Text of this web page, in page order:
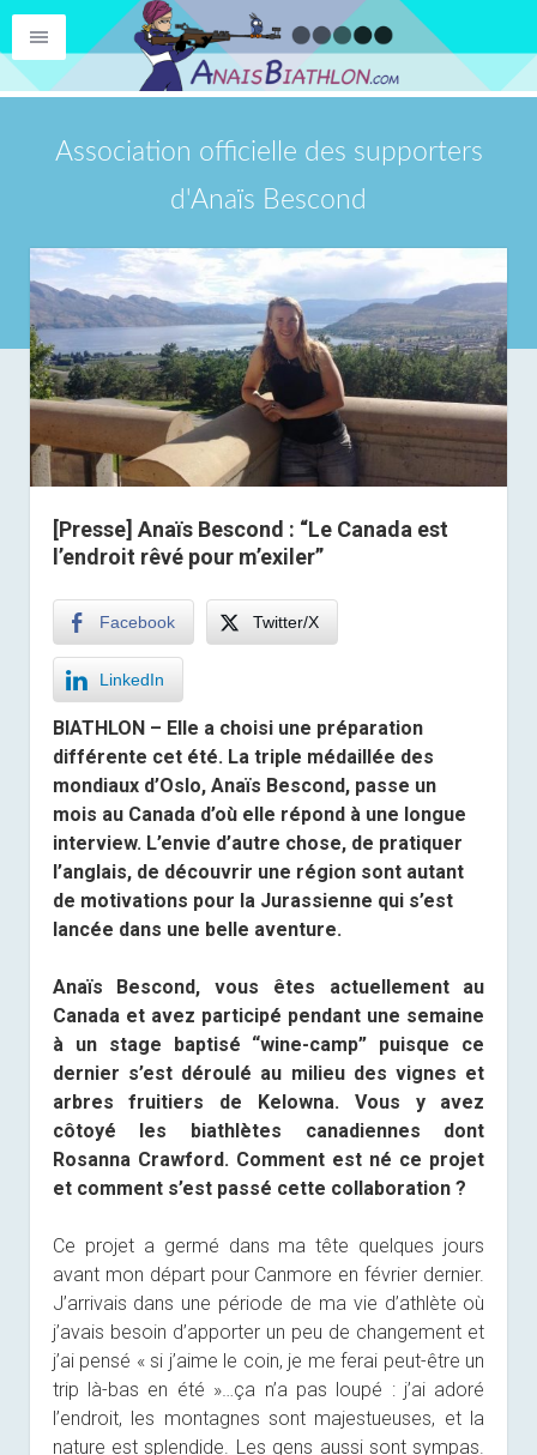
Association officielle des supporters
d'Anaïs Bescond
[Presse] Anaïs Bescond : “Le Canada est
l’endroit rêvé pour m’exiler”
Facebook Twitter/X
LinkedIn
BIATHLON – Elle a choisi une préparation
différente cet été. La triple médaillée des
mondiaux d’Oslo, Anaïs Bescond, passe un
mois au Canada d’où elle répond à une longue
interview. L’envie d’autre chose, de pratiquer
l’anglais, de découvrir une région sont autant
de motivations pour la Jurassienne qui s’est
lancée dans une belle aventure.
Anaïs Bescond, vous êtes actuellement au
Canada et avez participé pendant une semaine
à un stage baptisé “wine-camp” puisque ce
dernier s’est déroulé au milieu des vignes et
arbres fruitiers de Kelowna. Vous y avez
côtoyé les biathlètes canadiennes dont
Rosanna Crawford. Comment est né ce projet
et comment s’est passé cette collaboration ?
Ce projet a germé dans ma tête quelques jours
avant mon départ pour Canmore en février dernier.
J’arrivais dans une période de ma vie d’athlète où
j’avais besoin d’apporter un peu de changement et
j’ai pensé « si j’aime le coin, je me ferai peut-être un
trip là-bas en été »…ça n’a pas loupé : j’ai adoré
l’endroit, les montagnes sont majestueuses, et la
nature est splendide. Les gens aussi sont sympas.